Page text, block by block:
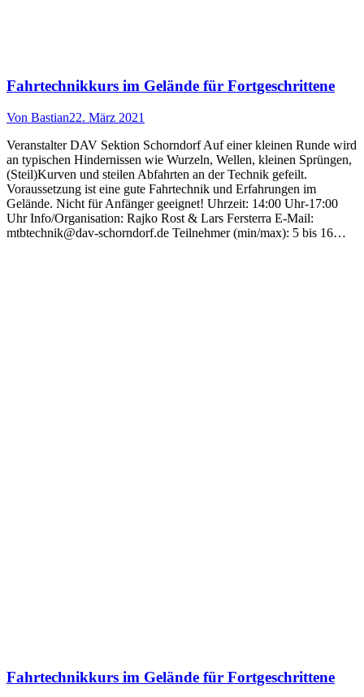
Fahrtechnikkurs im Gelände für Fortgeschrittene
Von Bastian22. März 2021
Veranstalter DAV Sektion Schorndorf Auf einer kleinen Runde wird
an typischen Hindernissen wie Wurzeln, Wellen, kleinen Sprüngen,
(Steil)Kurven und steilen Abfahrten an der Technik gefeilt.
Voraussetzung ist eine gute Fahrtechnik und Erfahrungen im
Gelände. Nicht für Anfänger geeignet! Uhrzeit: 14:00 Uhr-17:00
Uhr Info/Organisation: Rajko Rost & Lars Fersterra E-Mail:
mtbtechnik@dav-schorndorf.de Teilnehmer (min/max): 5 bis 16…
Fahrtechnikkurs im Gelände für Fortgeschrittene